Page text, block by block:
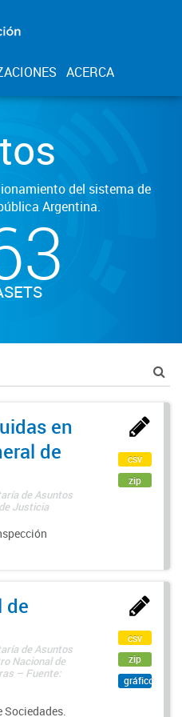
ACERCA
del sistema de
Argentina.
en
de
de Asuntos
Justicia
csv
zip
de
de Asuntos
Nacional de
– Fuente:
Sociedades.
csv
zip
gráfico